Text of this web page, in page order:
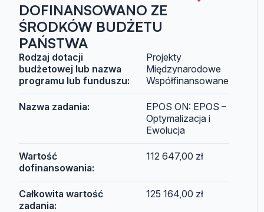
DOFINANSOWANO ZE
ŚRODKÓW BUDŻETU
PAŃSTWA
Rodzaj dotacji
budżetowej lub nazwa
programu lub funduszu:
Projekty
Międzynarodowe
Współfinansowane
Nazwa zadania:
EPOS ON: EPOS –
Optymalizacja i
Ewolucja
Wartość
dofinansowania:
112 647,00 zł
Całkowita wartość
zadania:
125 164,00 zł